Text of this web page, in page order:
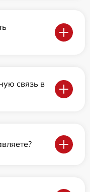
связь в